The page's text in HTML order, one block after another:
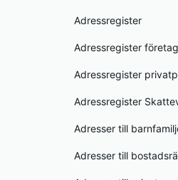
Adressregister
Adressregister företag
Adressregister
Adressregister
Adresser till
Adresser till